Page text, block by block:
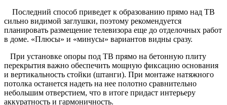
Последний способ приведет к образованию прямо над ТВ
сильно видимой заглушки, поэтому рекомендуется
планировать размещение телевизора еще до отделочных работ
в доме. «Плюсы» и «минусы» вариантов видны сразу.
При установке опоры под ТВ прямо на бетонную плиту
перекрытия важно обеспечить мощную фиксацию основания
и вертикальность стойки (штанги). При монтаже натяжного
потолка останется надеть на нее полотно сравнительно
небольшим отверстием, что в итоге придаст интерьеру
аккуратность и гармоничность.